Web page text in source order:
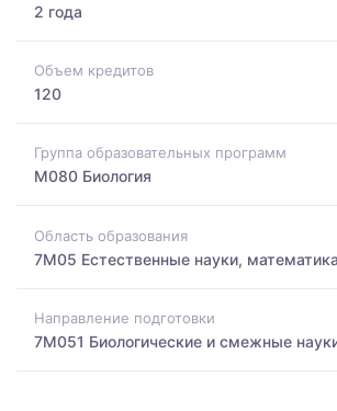
2 года
Объем кредитов
120
Группа образовательных программ
M080 Биология
Область образования
7M05 Естественные науки,
Направление подготовки
7M051 Биологические и смежные